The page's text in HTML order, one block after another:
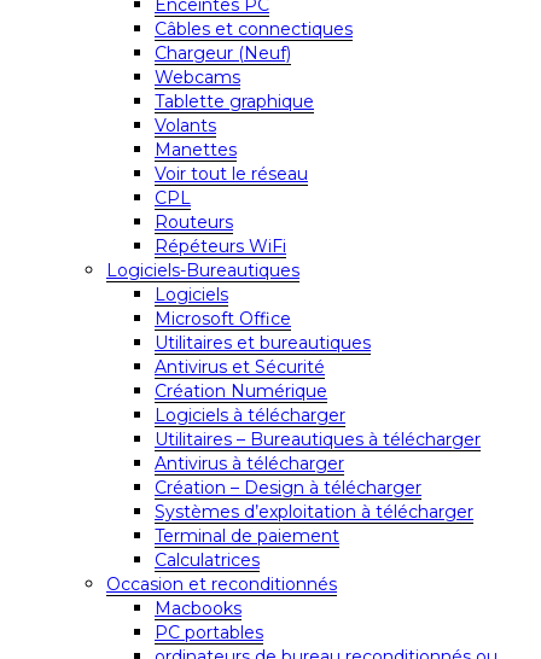
Enceintes PC
Câbles et connectiques
Chargeur (Neuf)
Webcams
Tablette graphique
Volants
Manettes
Voir tout le réseau
CPL
Routeurs
Répéteurs WiFi
Logiciels-Bureautiques
Logiciels
Microsoft Office
Utilitaires et bureautiques
Antivirus et Sécurité
Création Numérique
Logiciels à télécharger
Utilitaires – Bureautiques à télécharger
Antivirus à télécharger
Création – Design à télécharger
Systèmes d’exploitation à télécharger
Terminal de paiement
Calculatrices
Occasion et reconditionnés
Macbooks
PC portables